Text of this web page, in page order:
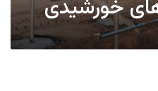
خورشیدی